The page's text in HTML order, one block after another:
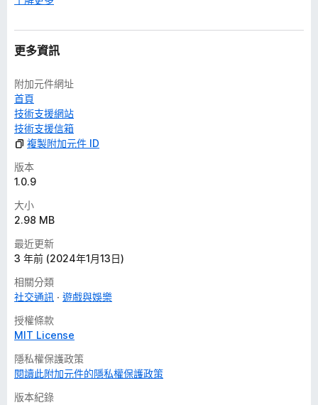
更多資訊
附加元件網址
首頁
技術支援網站
技術支援信箱
複製附加元件 ID
版本
1.0.9
大小
2.98 MB
最近更新
3 年前 (2024年1月13日)
相關分類
社交通訊
遊戲與娛樂
授權條款
MIT License
隱私權保護政策
閱讀此附加元件的隱私權保護政策
版本紀錄